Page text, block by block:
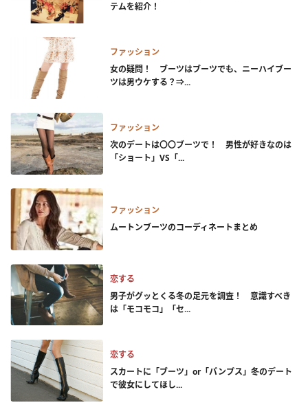
テムを紹介！
ファッション
女の疑問！ ブーツはブーツでも、ニーハイブー
ツは男ウケする？⇒...
ファッション
次のデートは〇〇ブーツで！ 男性が好きなのは
「ショート」VS「...
ファッション
ムートンブーツのコーディネートまとめ
恋する
男子がグッとくる冬の足元を調査！ 意識すべき
は「モコモコ」「セ...
恋する
スカートに「ブーツ」or「パンプス」冬のデート
で彼女にしてほし...